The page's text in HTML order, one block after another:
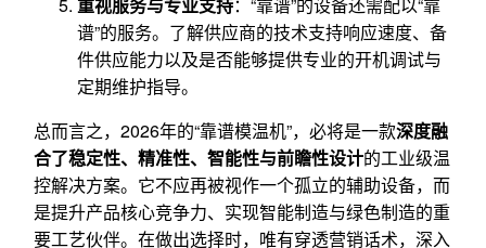
谱”的服务。了解供应商的技术支持响应速度、备
件供应能力以及是否能够提供专业的开机调试与
定期维护指导。
总而言之，2026年的“靠谱模温机”，必将是一款深度融
合了稳定性、精准性、智能性与前瞻性设计的工业级温
控解决方案。它不应再被视作一个孤立的辅助设备，而
是提升产品核心竞争力、实现智能制造与绿色制造的重
要工艺伙伴。在做出选择时，唯有穿透营销话术，深入